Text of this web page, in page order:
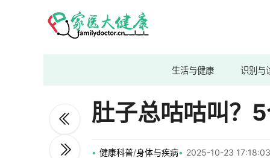
生活与健康 识别与
肚子总咕咕叫？
健康科普/身体与疾病 2025-10-23